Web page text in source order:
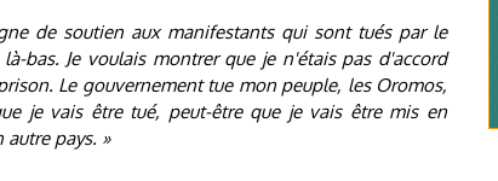
de soutien aux manifestants qui sont tués par le
bas. Je voulais montrer que je n'étais pas d'accord
Le gouvernement tue mon peuple, les Oromos,
je vais être tué, peut-être que je vais être mis en
pays. »